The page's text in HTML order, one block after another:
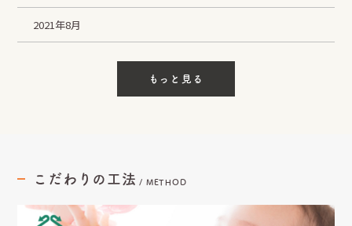
2021年8月
もっと見る
こだわりの工法 / METHOD